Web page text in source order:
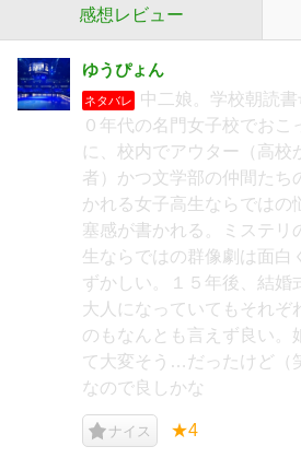
感想レビュー
ゆうぴょん
ネタバレ
中二娘。学校朝読
０年代の名門女子校でおこ
に、校内でアウター（高校
者）かつ文学部の仲間たち
かれる女子高生ならではの
塞感が書かれる。ミステリ
生ならではの群像劇は面白
ずかしい。１５年後、結婚
大人になっていてもそれぞ
のもなんとも言えず良い。
て大変そう…だったけど（
なので良しかな
ナイス ★4